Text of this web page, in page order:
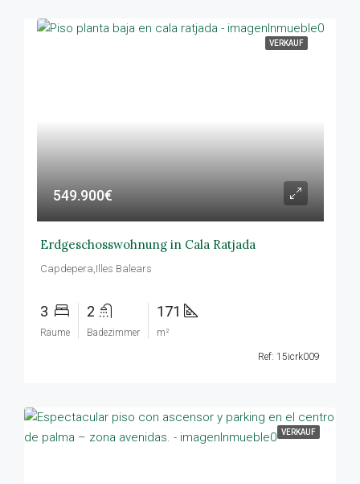
VERKAUF
549.900€
Erdgeschosswohnung in Cala Ratjada
Capdepera,Illes Balears
3
Räume
2
Badezimmer
171
m²
Ref: 15icrk009
VERKAUF